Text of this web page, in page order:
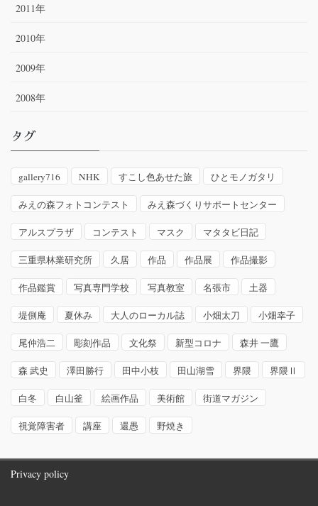
2011年
2010年
2009年
2008年
タグ
gallery716 NHK すこし色あせた旅 ひとモノガタリ
みえの森フォトコンテスト みえ森づくりサポートセンター
アルスプラザ コンテスト マスク マタタビ日記
三重県林業研究所 久居 作品 作品展 作品撮影
作品鑑賞 写真専門学校 写真教室 名張市 土器
堤側庵 夏休み 大人のローカル誌 小畑太刀 小畑幸子
尾仲浩二 彫刻作品 文化祭 新型コロナ 森井 一鷹
森 武史 澤田勝行 田中小枝 田山湖雪 界隈 界隈Ⅱ
白冬 白山釜 絵画作品 美術館 街道マガジン
視覚障害者 講座 還愚 野焼き
Privacy policy